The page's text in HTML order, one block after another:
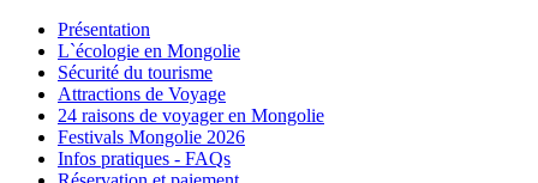
Présentation
L`écologie en Mongolie
Sécurité du tourisme
Attractions de Voyage
24 raisons de voyager en Mongolie
Festivals Mongolie 2026
Infos pratiques - FAQs